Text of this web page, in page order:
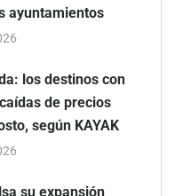
ayuntamientos
los destinos con
de precios
según KAYAK
su expansión